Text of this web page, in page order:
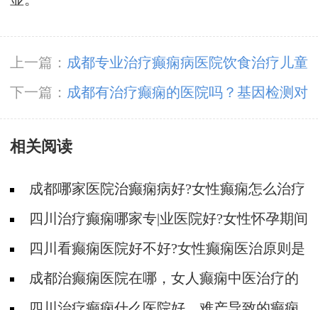
上一篇： 成都专业治疗癫痫病医院饮食治疗儿童
癫痫,效果如何？
下一篇： 成都有治疗癫痫的医院吗？基因检测对
儿童癫痫有什么意义？
相关阅读
成都哪家医院治癫痫病好?女性癫痫怎么治疗
效果好?
四川治疗癫痫哪家专|业医院好?女性怀孕期间
要注意什么?
四川看癫痫医院好不好?女性癫痫医治原则是
什么呢?
成都治癫痫医院在哪，女人癫痫中医治疗的